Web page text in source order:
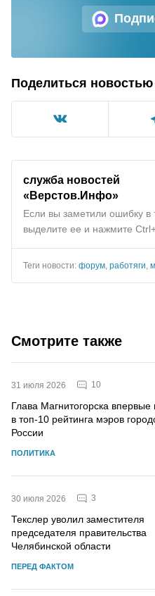
Поделиться новостью
служба новостей
«Верстов.Инфо»
Если вы заметили ошибку в
выделите ее и нажмите
Теги новости: форум работяги
Смотрите также
31 июля 2026 10
Глава Магнитогорска
в топ-10 рейтинга мэров
России
ПОЛИТИКА
30 июля 2026 3
Текслер уволил заместителя
председателя правительства
Челябинской области
ПЕРЕД ФАКТОМ